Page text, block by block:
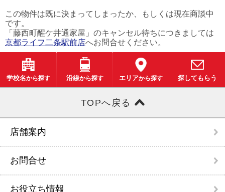
この物件は既に決まってしまったか、もしくは現在商談中
です。
「藤西町醒ケ井通家屋」のキャンセル待ちにつきましては
京都ライフ二条駅前店へお問合せください。
学校名から探す 沿線から探す エリアから探す 探してもらう
TOPへ戻る
店舗案内
お問合せ
お役立ち情報